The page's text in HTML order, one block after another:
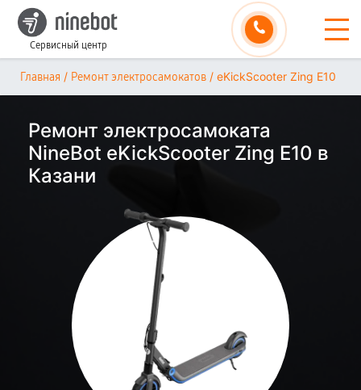
Сервисный центр
Главная / Ремонт электросамокатов / eKickScooter Zing E10
Ремонт электросамоката
NineBot eKickScooter Zing E10 в
Казани